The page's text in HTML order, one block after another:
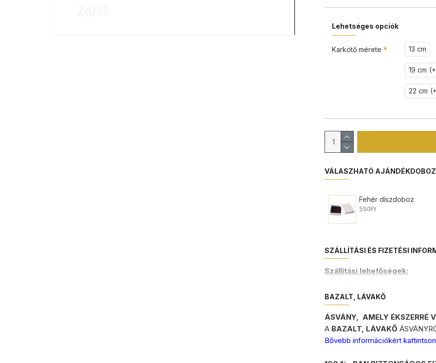
Lehetséges opciók
Karkötő mérete 13 cm
19 cm
22 cm
VÁLASZHATÓ
Fehér díszdoboz
550Ft
SZÁLLÍTÁSI ÉS FIZETÉSI
Szállítási lehetőségek:
csomagpont és
FOXPOST
kezelési költség
MPL
kezelési költség
GLS és FoxPost
BAZALT, LÁVAKŐ
ÁSVÁNY, AMELY ÉKSZERRÉ
A BAZALT, LÁVAKŐ
Bővebb információkért